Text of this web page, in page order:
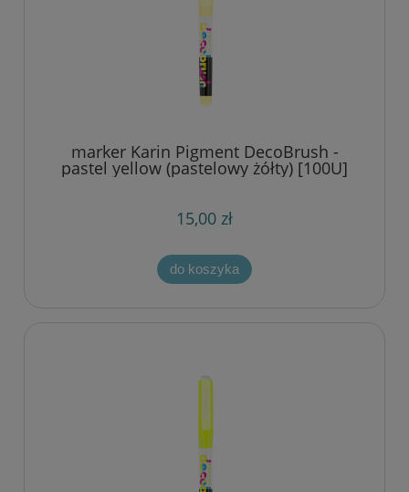
marker Karin Pigment DecoBrush -
pastel yellow (pastelowy żółty) [100U]
15,00 zł
do koszyka